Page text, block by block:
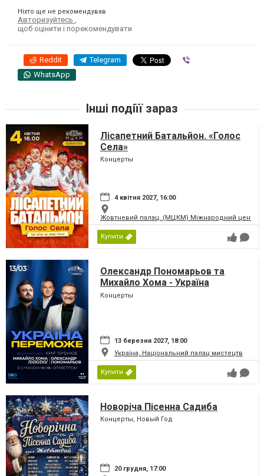
Ніхто ще не рекомендував
Авторизуйтесь
щоб оцінити і порекомендувати
Reddit Telegram
WhatsApp
Інші подіїї зараз
Лісапетний Батальйон. «Голос
Села»
Концерты
4 квітня 2027, 16:00
Жовтневий палац, (МЦКМ) Міжнародний центр
Купити
Олександр Пономарьов та
Михайло Хома - Україна
Переможе!
Концерты
13 березня 2027, 18:00
Україна, Національний палац мистецтв
Купити
Новоріча Пісенна Садиба
Концерты, Новый Год
20 грудня, 17:00